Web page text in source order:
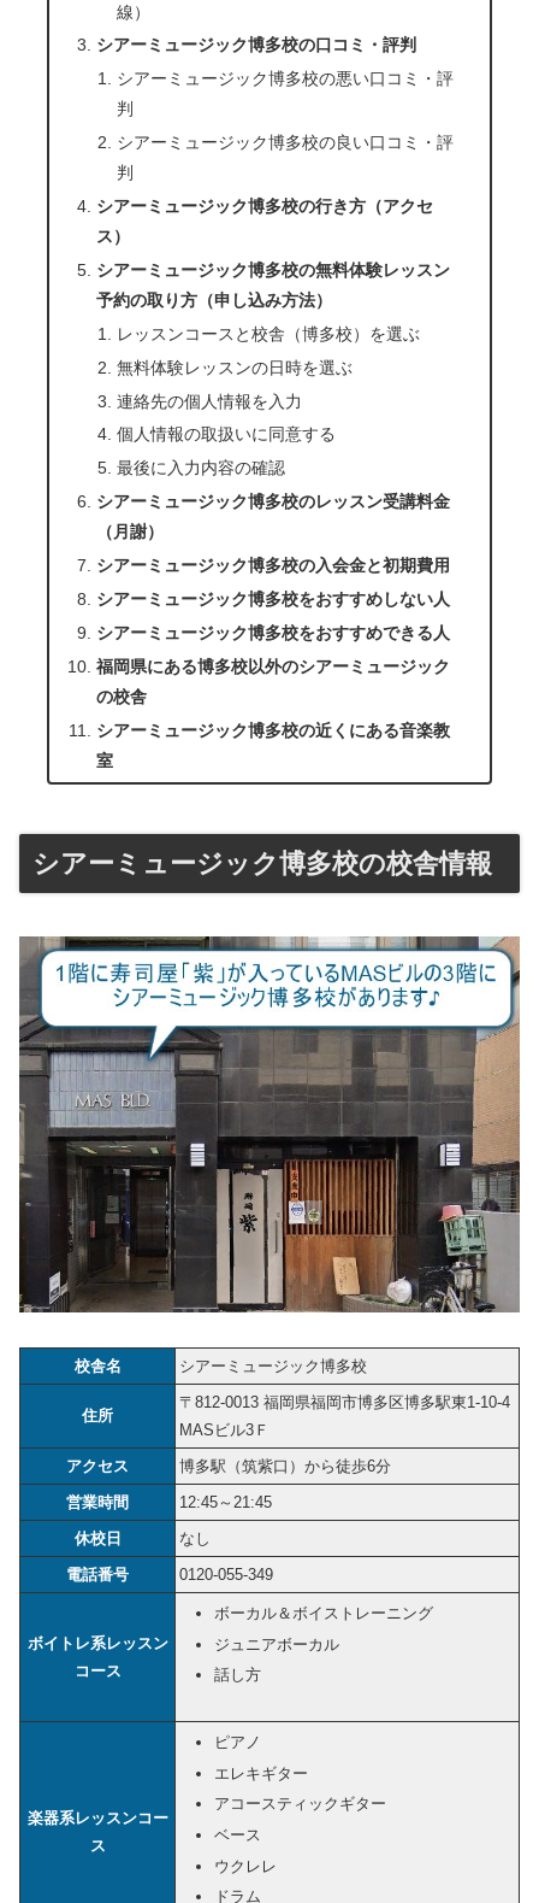
線）
シアーミュージック博多校の口コミ・評判
シアーミュージック博多校の悪い口コミ・評
判
シアーミュージック博多校の良い口コミ・評
判
シアーミュージック博多校の行き方（アクセ
ス）
シアーミュージック博多校の無料体験レッスン
予約の取り方（申し込み方法）
レッスンコースと校舎（博多校）を選ぶ
無料体験レッスンの日時を選ぶ
連絡先の個人情報を入力
個人情報の取扱いに同意する
最後に入力内容の確認
シアーミュージック博多校のレッスン受講料金
（月謝）
シアーミュージック博多校の入会金と初期費用
シアーミュージック博多校をおすすめしない人
シアーミュージック博多校をおすすめできる人
福岡県にある博多校以外のシアーミュージック
の校舎
シアーミュージック博多校の近くにある音楽教
室
シアーミュージック博多校の校舎情報
校舎名 シアーミュージック博多校
住所
〒812-0013 福岡県福岡市博多区博多駅東1-10-4
MASビル3Ｆ
アクセス
博多駅（筑紫口）から徒歩6分
営業時間
12:45～21:45
休校日
なし
電話番号
0120-055-349
ボイトレ系レッスン
コース
ボーカル＆ボイストレーニング
ジュニアボーカル
話し方
楽器系レッスンコー
ス
ピアノ
エレキギター
アコースティックギター
ベース
ウクレレ
ドラム